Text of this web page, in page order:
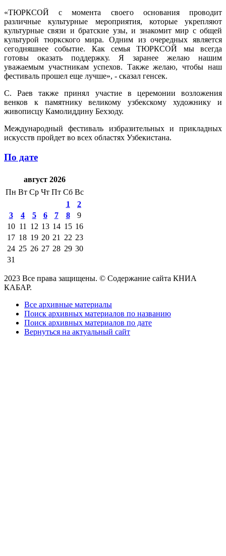
«ТЮРКСОЙ с момента своего основания проводит
различные культурные мероприятия, которые укрепляют
культурные связи и братские узы, и знакомит мир с общей
культурой тюркского мира. Одним из очередных является
сегодняшнее событие. Как семья ТЮРКСОЙ мы всегда
готовы оказать поддержку. Я заранее желаю нашим
уважаемым участникам успехов. Также желаю, чтобы наш
фестиваль прошел еще лучше», - сказал генсек.
С. Раев также принял участие в церемонии возложения
венков к памятнику великому узбекскому художнику и
живописцу Камолиддину Бехзоду.
Международный фестиваль избразительных и прикладных
искусств пройдет во всех областях Узбекистана.
По дате
август 2026
Пн Вт Ср Чт Пт Сб Вс
1
2
3
4 5 6 7 8
9
10 11 12 13 14 15 16
17 18 19 20 21 22 23
24 25 26 27 28 29 30
31
2023 Все права защищены. © Содержание сайта КНИА
КАБАР.
Все архивные материалы
Поиск архивных материалов по названию
Поиск архивных материалов по дате
Вернуться на актуальный сайт